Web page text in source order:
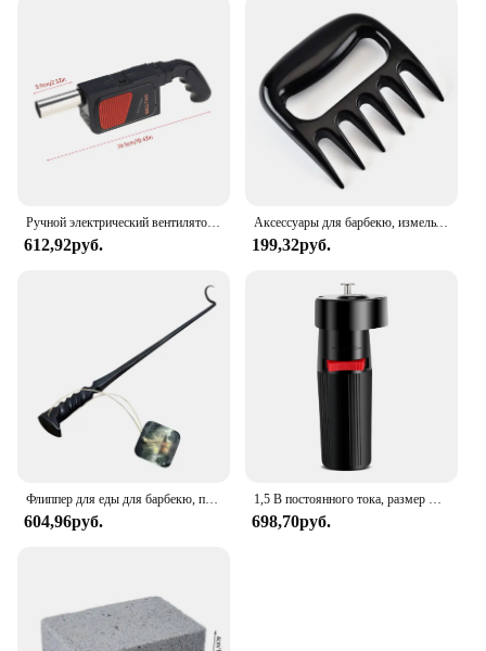
612,92руб.
Аксессуары для барбекю, измельчитель мяса, прочный съемник свинины, вилка для барбекю, коготь медведя, нож для фруктов и овощей, кухонные инструменты
199,32руб.
604,96руб. 698,70руб.